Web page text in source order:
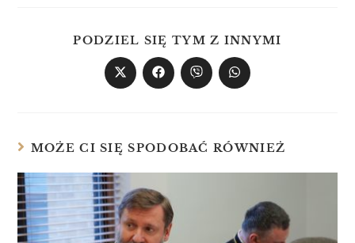
PODZIEL SIĘ TYM Z INNYMI
MOŻE CI SIĘ SPODOBAĆ RÓWNIEŻ